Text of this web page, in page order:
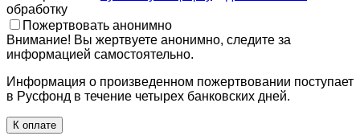
обработку
Пожертвовать анонимно
Внимание! Вы жертвуете анонимно, следите за
информацией самостоятельно.
Информация о произведенном пожертвовании поступает
в Русфонд в течение четырех банковских дней.
К оплате